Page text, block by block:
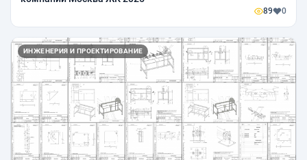
89 0
ИНЖЕНЕРИЯ И ПРОЕКТИРОВАНИЕ